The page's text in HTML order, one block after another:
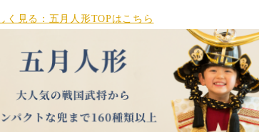
く見る：五月人形TOPはこちら